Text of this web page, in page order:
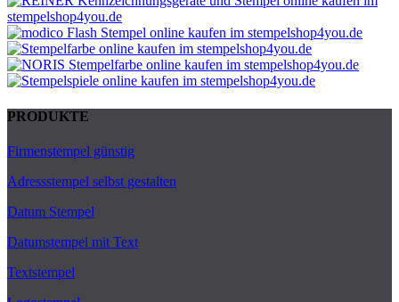
PRODUKTE
Firmenstempel günstig
Adressstempel selbst gestalten
Datum Stempel
Datumstempel mit Text
Textstempel